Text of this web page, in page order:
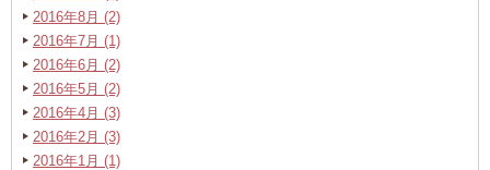
2016年8月 (2)
2016年7月 (1)
2016年6月 (2)
2016年5月 (2)
2016年4月 (3)
2016年2月 (3)
2016年1月 (1)